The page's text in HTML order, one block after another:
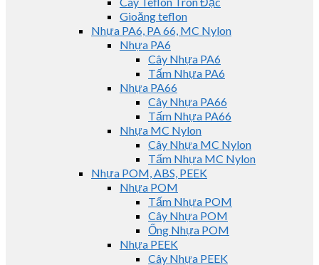
Gioăng teflon
Nhựa PA6, PA 66, MC Nylon
Nhựa PA6
Cây Nhựa PA6
Tấm Nhựa PA6
Nhựa PA66
Cây Nhựa PA66
Tấm Nhựa PA66
Nhựa MC Nylon
Cây Nhựa MC Nylon
Tấm Nhựa MC Nylon
Nhựa POM, ABS, PEEK
Nhựa POM
Tấm Nhựa POM
Cây Nhựa POM
Ống Nhựa POM
Nhựa PEEK
Cây Nhựa PEEK